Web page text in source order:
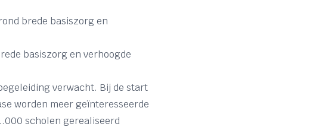
brede basiszorg en
basiszorg en verhoogde
verwacht. Bij de start
worden meer geïnteresseerde
scholen gerealiseerd